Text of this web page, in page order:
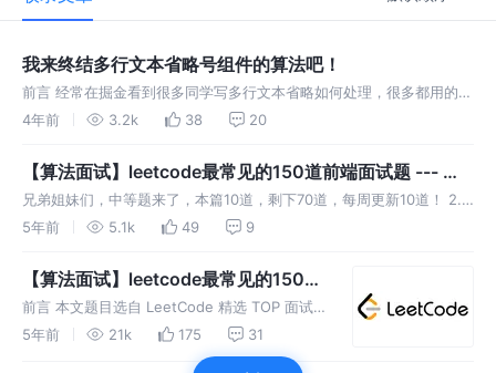
我来终结多行文本省略号组件的算法吧！
前言 经常在掘金看到很多同学写多行文本省略如何处理，很多都用的
css，这些方案或多或少有一些兼容性和局限性。 我今年的计划是实现
4年前 3.2k 38 20
【算法面试】leetcode最常见的150道前端面试题 --- 中
等题2（共80题）
兄弟姐妹们，中等题来了，本篇10道，剩下70道，每周更新10道！ 2.
两数相加 给你两个 非空 的链表，表示两个非负的整数。它们每位数字
5年前 5.1k 49 9
【算法面试】leetcode最常见的150道
前端面试题 --- 简单题上（44题）
前言 本文题目选自 LeetCode 精选 TOP 面试
题，而这些题在自己和同事亲身经历中，确实遇
到的几率在百分之80%以上（成都和北京的前端
5年前 21k 175 31